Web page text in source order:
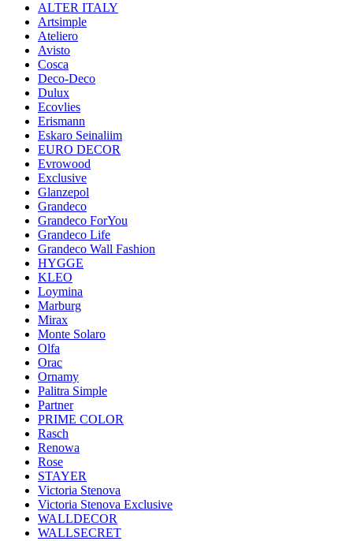
ALTER ITALY
Artsimple
Ateliero
Avisto
Cosca
Deco-Deco
Dulux
Ecovlies
Erismann
Eskaro Seinaliim
EURO DECOR
Evrowood
Exclusive
Glanzepol
Grandeco
Grandeco ForYou
Grandeco Life
Grandeco Wall Fashion
HYGGE
KLEO
Loymina
Marburg
Mirax
Monte Solaro
Olfa
Orac
Ornamy
Palitra Simple
Partner
PRIME COLOR
Rasch
Renowa
Rose
STAYER
Victoria Stenova
Victoria Stenova Exclusive
WALLDECOR
WALLSECRET